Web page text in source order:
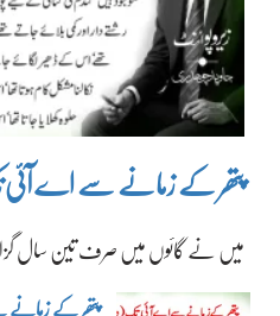
پتھر کے زمانے سے اے
میں نے گائوں میں صرف تین سال